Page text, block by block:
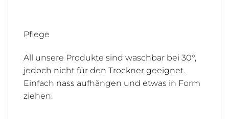
Pflege
All unsere Produkte sind waschbar bei 30°,
jedoch nicht für den Trockner geeignet.
Einfach nass aufhängen und etwas in Form
ziehen.